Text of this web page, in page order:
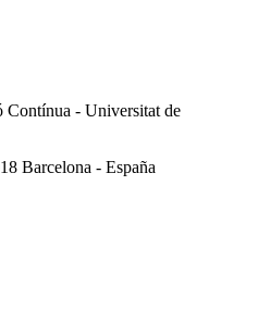
Contínua - Universitat de
Barcelona - España